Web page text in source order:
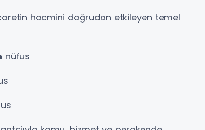
hacmini doğrudan etkileyen temel
nüfus